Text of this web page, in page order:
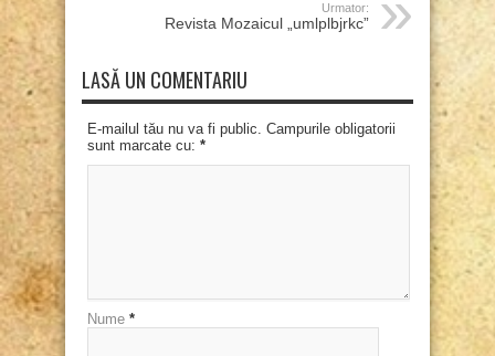
Urmator:
Revista Mozaicul „umlplbjrkc”
LASĂ UN COMENTARIU
E-mailul tău nu va fi public. Campurile obligatorii
sunt marcate cu: *
Nume *